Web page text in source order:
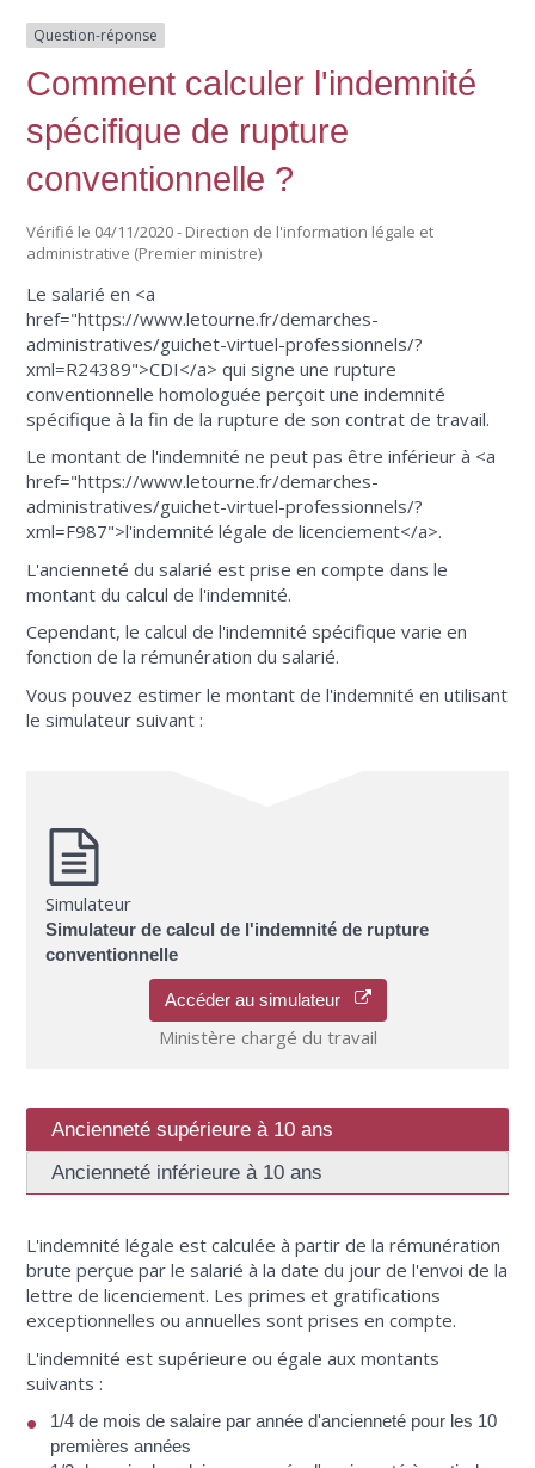
Question-réponse
Comment calculer l'indemnité
spécifique de rupture
conventionnelle ?
Vérifié le 04/11/2020 - Direction de l'information légale et
administrative (Premier ministre)
Le salarié en <a
href="https://www.letourne.fr/demarches-
administratives/guichet-virtuel-professionnels/?
xml=R24389">CDI</a> qui signe une rupture
conventionnelle homologuée perçoit une indemnité
spécifique à la fin de la rupture de son contrat de travail.
Le montant de l'indemnité ne peut pas être inférieur à <a
href="https://www.letourne.fr/demarches-
administratives/guichet-virtuel-professionnels/?
xml=F987">l'indemnité légale de licenciement</a>.
L'ancienneté du salarié est prise en compte dans le
montant du calcul de l'indemnité.
Cependant, le calcul de l'indemnité spécifique varie en
fonction de la rémunération du salarié.
Vous pouvez estimer le montant de l'indemnité en utilisant
le simulateur suivant :
Simulateur
Simulateur de calcul de l'indemnité de rupture
conventionnelle
Accéder au simulateur
Ministère chargé du travail
Ancienneté supérieure à 10 ans
Ancienneté inférieure à 10 ans
L'indemnité légale est calculée à partir de la rémunération
brute perçue par le salarié à la date du jour de l'envoi de la
lettre de licenciement. Les primes et gratifications
exceptionnelles ou annuelles sont prises en compte.
L'indemnité est supérieure ou égale aux montants
suivants :
1/4 de mois de salaire par année d'ancienneté pour les 10
premières années